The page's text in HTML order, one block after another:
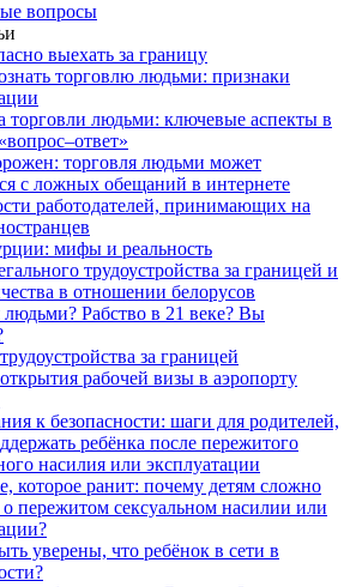
вопросы
выехать за границу
торговлю людьми: признаки
торговли людьми: ключевые аспекты в
торговля людьми может
с ложных обещаний в интернете
работодателей, принимающих на
мифы и реальность
трудоустройства за границей и
в отношении белорусов
людьми? Рабство в 21 веке? Вы
за границей
рабочей визы в аэропорту
к безопасности: шаги для родителей,
ребёнка после пережитого
насилия или эксплуатации
которое ранит: почему детям сложно
о пережитом сексуальном насилии или
уверены, что ребёнок в сети в